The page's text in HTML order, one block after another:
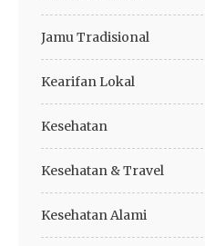
Jamu Tradisional
Kearifan Lokal
Kesehatan
Kesehatan & Travel
Kesehatan Alami